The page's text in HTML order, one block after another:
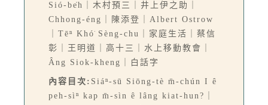
Sió-be̍h｜木村預三｜井上伊之助｜
Chhong-éng｜陳添登｜Albert Ostrow
｜Tēⁿ Khó͘ Sèng-chu｜家庭生活｜蔡信
彰｜王明道｜高十三｜水上移動教會｜
Âng Siok-kheng｜白話字
內容目次: Siáⁿ-sū Siōng-tè m̄-chún I ê
peh-sìⁿ kap m̄-sìn ê lâng kiat-hun?｜